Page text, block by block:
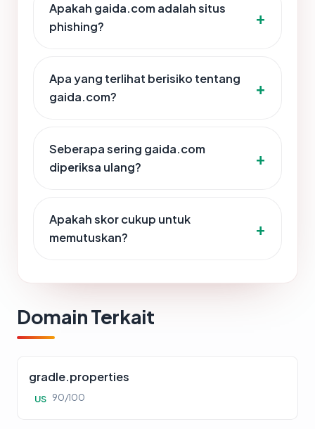
Apakah gaida.com adalah situs
phishing?
Apa yang terlihat berisiko tentang
gaida.com?
Seberapa sering gaida.com
diperiksa ulang?
Apakah skor cukup untuk
memutuskan?
Domain Terkait
gradle.properties
US 90/100